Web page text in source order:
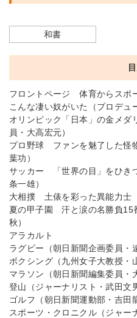
和書
フロントページ 体育からスポ
こんな凄い奴がいた（プロデュ
オリンピック「日本」の金メダ
員・大高宏元）
プロ野球 ファンを魅了した怪
葉功）
サッカー 「世界の目」をひき
条一雄）
大相撲 土俵を彩った異能力士
夏の甲子園 汗と涙の名勝負15
秋）
アラカルト
ラグビー（朝日新聞企画委員・
ボクシング（九州女子大教授・
マラソン（朝日新聞編集委員・
登山（ジャーナリスト・武田文
ゴルフ（朝日新聞運動部・吉田
スポーツ・クロニクル（ジャー